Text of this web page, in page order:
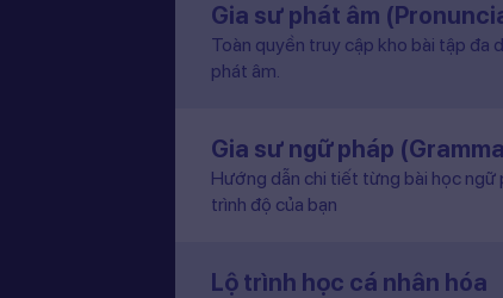
Gia sư phát âm
Toàn quyền truy cập kho bài tập đa
phát âm.
Gia sư ngữ pháp
Hướng dẫn chi tiết từng bài học ngữ
trình độ của bạn
Lộ trình học cá nhân hóa